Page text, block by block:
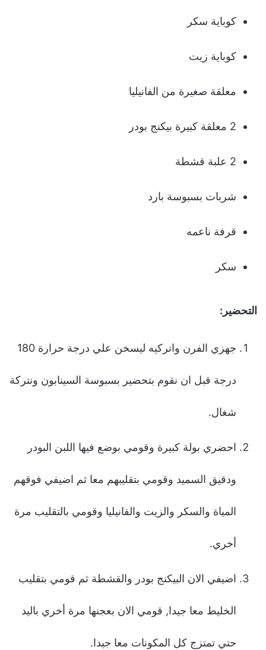
كوباية سكر
كوباية زيت
معلقة صغيرة من الفانيليا
2 معلقة كبيرة بيكنج بودر
2 علبة قشطة
شربات بسبوسة بارد
قرفة ناعمه
سكر
التحضير:
جهزي الفرن واتركيه ليسخن علي درجة حرارة 180
درجة قبل ان نقوم بتحضير بسبوسة السينابون ونتركة
شغال.
احضري بولة كبيرة وقومي بوضع فيها اللبن البودر
ودقيق السميد وقومي بتقليبهم معا ثم اضيفي فوقهم
المياة والسكر والزيت والفانيليا وقومي بالتقليب مرة
أخري.
اضيفي الان البيكنج بودر والقشطة ثم قومي بتقليب
الخليط معا جيدا, قومي الان بعجنها مرة أخري باليد
حتي تمتزج كل المكونات معا جيدا.